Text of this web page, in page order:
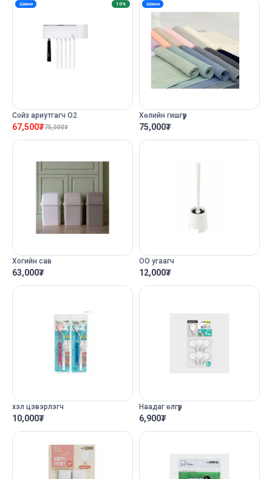
Шинэ 10%
Сойз ариутгагч O2
67,500₮75,000₮
Шинэ
Хөлийн гишгүүр
75,000₮
Хогийн сав
63,000₮
ОО угаагч
12,000₮
хэл цэвэрлэгч
10,000₮
Наадаг өлгүүр
6,900₮